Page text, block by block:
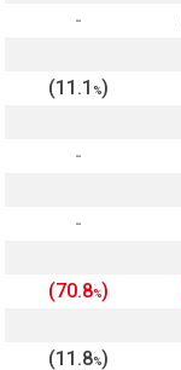
-
(11.1%)
-
-
(70.8%)
(11.8%)